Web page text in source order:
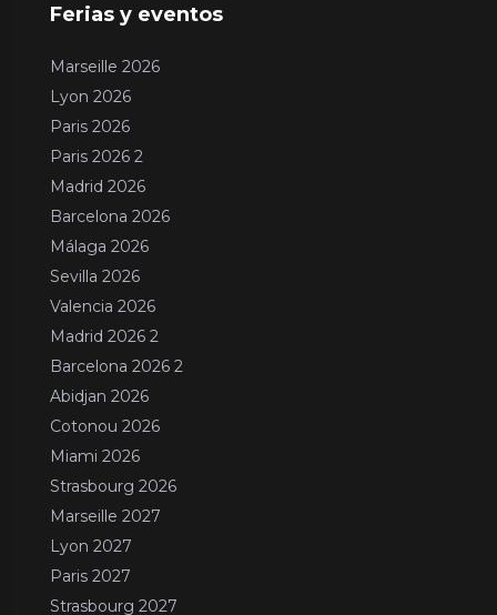
Ferias y eventos
Marseille 2026
Lyon 2026
Paris 2026
Paris 2026 2
Madrid 2026
Barcelona 2026
Málaga 2026
Sevilla 2026
Valencia 2026
Madrid 2026 2
Barcelona 2026 2
Abidjan 2026
Cotonou 2026
Miami 2026
Strasbourg 2026
Marseille 2027
Lyon 2027
Paris 2027
Strasbourg 2027